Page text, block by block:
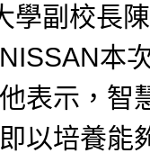
副校長
本
表示，智
以培養能